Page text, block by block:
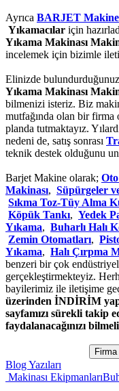
Ayrıca BARJET Makine
Yıkamacılar için
Yıkama Makinası
incelemek için bizimle
Elinizde bulundurduğunuz
Yıkama Makinası
bilmenizi isteriz. Biz
mutfağında olan bir
planda tutmaktayız.
nedeni de, satış sonrası
teknik destek olduğunu
Barjet Makine olarak;
Makinası, Süpürgeler
Sıkma Toz-Tüy Alma
Köpük Tankı, Yedek
Yıkama, Buharlı Halı
Zemin Otomatları,
Yıkama, Halı Çırpma
benzeri bir çok
gerçekleştirmekteyiz.
bayilerimiz ile iletişime
üzerinden İNDİRİM
sayfamızı sürekli takip
faydalanacağınızı
Blog Yazıları
Ekipmanları